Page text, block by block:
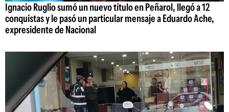
Ignacio Ruglio sumó un nuevo título en Peñarol, llegó a 12
conquistas y le pasó un particular mensaje a Eduardo Ache,
expresidente de Nacional